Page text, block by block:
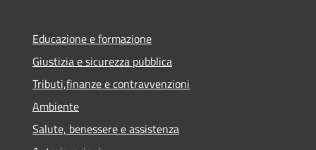
Educazione e formazione
Giustizia e sicurezza pubblica
Tributi,finanze e contravvenzioni
Ambiente
Salute, benessere e assistenza